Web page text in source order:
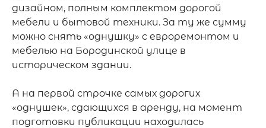
дизайном, полным комплектом дорогой
мебели и бытовой техники. За ту же сумму
можно снять «однушку» с евроремонтом и
мебелью на Бородинской улице в
историческом здании.
А на первой строчке самых дорогих
«однушек», сдающихся в аренду, на момент
подготовки публикации находилась